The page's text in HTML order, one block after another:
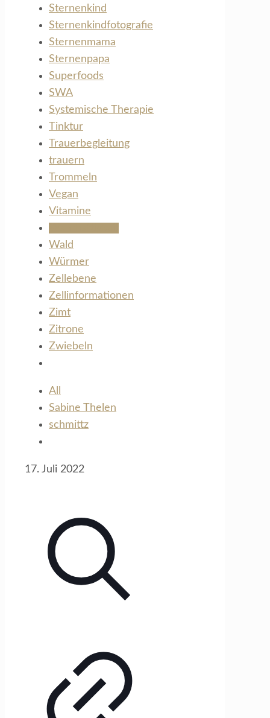
Sternenkind
Sternenkindfotografie
Sternenmama
Sternenpapa
Superfoods
SWA
Systemische Therapie
Tinktur
Trauerbegleitung
trauern
Trommeln
Vegan
Vitamine
Wald
Würmer
Zellebene
Zellinformationen
Zimt
Zitrone
Zwiebeln
All
Sabine Thelen
schmittz
17. Juli 2022